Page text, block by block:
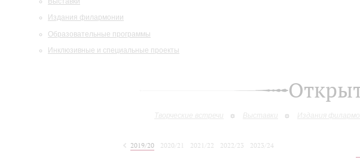
Издания филармонии
Образовательные программы
Инклюзивные и специальные проекты
Творческие встречи Выставки Издания
2019/20 2020/21 2021/22 2022/23
2023/24